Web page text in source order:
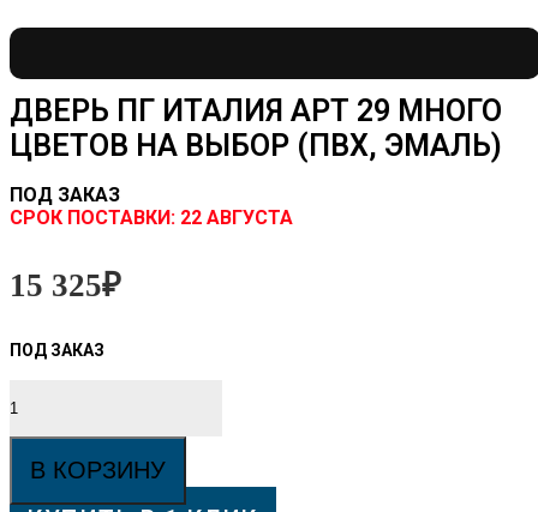
ДВЕРЬ ПГ ИТАЛИЯ АРТ 29 МНОГО
ЦВЕТОВ НА ВЫБОР (ПВХ, ЭМАЛЬ)
ПОД ЗАКАЗ
CРОК ПОСТАВКИ: 22 АВГУСТА
15 325₽
товара
Дверь
Италия
В КОРЗИНУ